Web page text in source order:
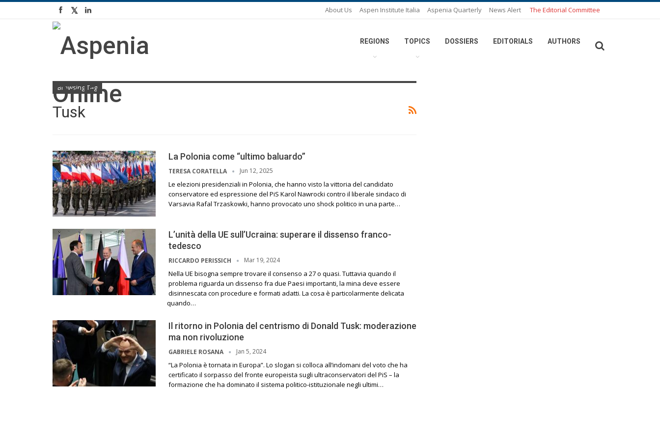
About Us Aspen Institute Italia Aspenia Quarterly News Alert The Editorial Committee
REGIONS TOPICS DOSSIERS EDITORIALS AUTHORS
Browsing Tag
Tusk
La Polonia come “ultimo baluardo”
TERESA CORATELLA Jun 12, 2025
Le elezioni presidenziali in Polonia, che hanno visto la vittoria del candidato
conservatore ed espressione del PiS Karol Nawrocki contro il liberale sindaco di
Varsavia Rafal Trzaskowki, hanno provocato uno shock politico in una parte…
L’unità della UE sull’Ucraina: superare il dissenso franco-
tedesco
RICCARDO PERISSICH Mar 19, 2024
Nella UE bisogna sempre trovare il consenso a 27 o quasi. Tuttavia quando il
problema riguarda un dissenso fra due Paesi importanti, la mina deve essere
disinnescata con procedure e formati adatti. La cosa è particolarmente delicata
quando…
Il ritorno in Polonia del centrismo di Donald Tusk: moderazione
ma non rivoluzione
GABRIELE ROSANA Jan 5, 2024
“La Polonia è tornata in Europa”. Lo slogan si colloca all’indomani del voto che ha
certificato il sorpasso del fronte europeista sugli ultraconservatori del PiS – la
formazione che ha dominato il sistema politico-istituzionale negli ultimi…